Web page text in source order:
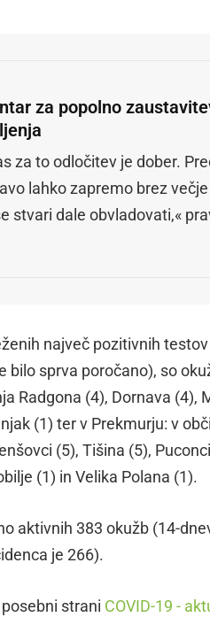
za popolno
za to odločitev je dober.
lahko zapremo brez
stvari dale obvladovati,«
največ pozitivnih
bilo sprva poročano), so
Radgona (4), Dornava (4),
(1) ter v Prekmurju: v
(5), Tišina (5),
(1) in Velika Polana (1).
aktivnih 383 okužb (14-
je 266).
strani COVID-19 -